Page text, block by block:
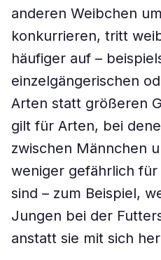
anderen Weibchen
konkurrieren, tritt
häufiger auf –
einzelgängerischen
Arten statt größeren
gilt für Arten, bei
zwischen Männchen
weniger gefährlich
sind – zum Beispiel,
Jungen bei der
anstatt sie mit sich